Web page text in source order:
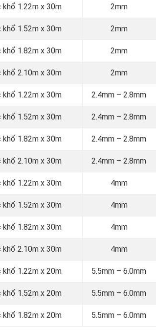
1.22m x 30m 2mm
1.52m x 30m 2mm
1.82m x 30m 2mm
2.10m x 30m 2mm
1.22m x 30m 2.4mm – 2.8mm
1.52m x 30m 2.4mm – 2.8mm
1.82m x 30m 2.4mm – 2.8mm
2.10m x 30m 2.4mm – 2.8mm
1.22m x 30m 4mm
1.52m x 30m 4mm
1.82m x 30m 4mm
2.10m x 30m 4mm
1.22m x 20m 5.5mm – 6.0mm
1.52m x 20m 5.5mm – 6.0mm
1.82m x 20m 5.5mm – 6.0mm